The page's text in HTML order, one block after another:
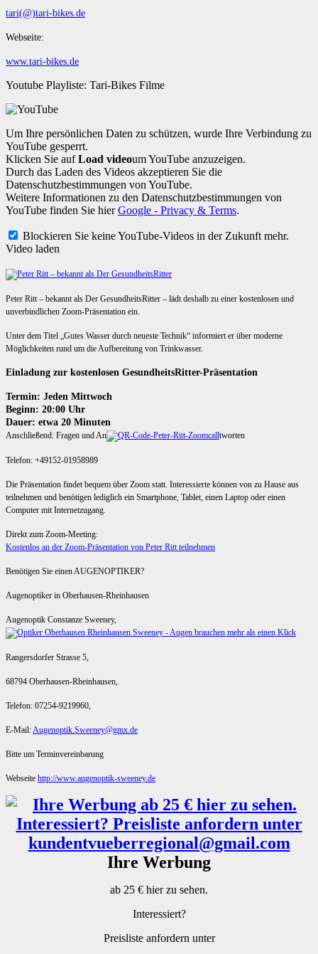
tari(@)tari-bikes.de
Webseite:
www.tari-bikes.de
Youtube Playliste: Tari-Bikes Filme
Um Ihre persönlichen Daten zu schützen, wurde Ihre Verbindung zu
YouTube gesperrt.
Klicken Sie aufLoad videoum YouTube anzuzeigen.
Durch das Laden des Videos akzeptieren Sie die
Datenschutzbestimmungen von YouTube.
Weitere Informationen zu den Datenschutzbestimmungen von
YouTube finden Sie hierGoogle - Privacy & Terms.
Blockieren Sie keine YouTube-Videos in der Zukunft mehr.
Video laden
Peter Ritt – bekannt als Der GesundheitsRitter – lädt deshalb zu einer kostenlosen und
unverbindlichen Zoom-Präsentation ein.
Unter dem Titel „Gutes Wasser durch neueste Technik“ informiert er über moderne
Möglichkeiten rund um die Aufbereitung von Trinkwasser.
Einladung zur kostenlosen GesundheitsRitter-Präsentation
Termin: Jeden Mittwoch
Beginn: 20:00 Uhr
Dauer: etwa 20 Minuten
Anschließend: Fragen und An tworten
Telefon: +49152-01958989
Die Präsentation findet bequem über Zoom statt. Interessierte können von zu Hause aus
teilnehmen und benötigen lediglich ein Smartphone, Tablet, einen Laptop oder einen
Computer mit Internetzugang.
Direkt zum Zoom-Meeting:
Kostenlos an der Zoom-Präsentation von Peter Ritt teilnehmen
Benötigen Sie einen AUGENOPTIKER?
Augenoptiker in Oberhausen-Rheinhausen
Augenoptik Constanze Sweeney,
Rangersdorfer Strasse 5,
68794 Oberhausen-Rheinhausen,
Telefon: 07254-9219960,
E-Mail: Augenoptik.Sweeney@gmx.de
Bitte um Terminvereinbarung
Webseite http://www.augenoptik-sweeney.de
Ihre Werbung
ab 25 € hier zu sehen.
Interessiert?
Preisliste anfordern unter